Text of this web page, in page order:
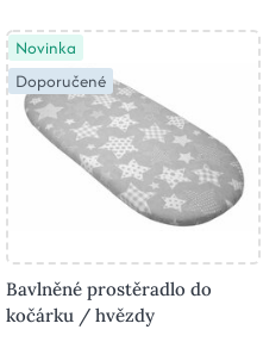
Novinka
Doporučené
Bavlněné prostěradlo do
kočárku / hvězdy